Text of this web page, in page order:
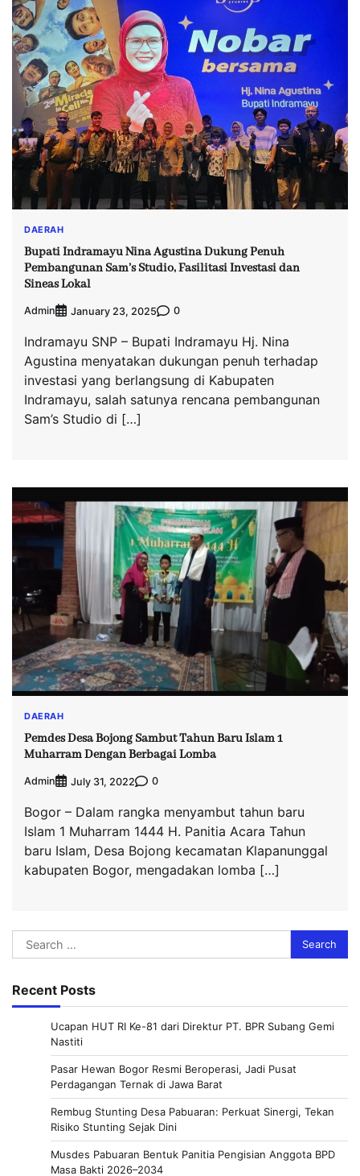
DAERAH
Bupati Indramayu Nina Agustina Dukung Penuh
Pembangunan Sam’s Studio, Fasilitasi Investasi dan
Sineas Lokal
Admin January 23, 2025 0
Indramayu SNP – Bupati Indramayu Hj. Nina
Agustina menyatakan dukungan penuh terhadap
investasi yang berlangsung di Kabupaten
Indramayu, salah satunya rencana pembangunan
Sam’s Studio di […]
DAERAH
Pemdes Desa Bojong Sambut Tahun Baru Islam 1
Muharram Dengan Berbagai Lomba
Admin July 31, 2022 0
Bogor – Dalam rangka menyambut tahun baru
Islam 1 Muharram 1444 H. Panitia Acara Tahun
baru Islam, Desa Bojong kecamatan Klapanunggal
kabupaten Bogor, mengadakan lomba […]
Search
for:
Recent Posts
Ucapan HUT RI Ke-81 dari Direktur PT. BPR Subang Gemi
Nastiti
Pasar Hewan Bogor Resmi Beroperasi, Jadi Pusat
Perdagangan Ternak di Jawa Barat
Rembug Stunting Desa Pabuaran: Perkuat Sinergi, Tekan
Risiko Stunting Sejak Dini
Musdes Pabuaran Bentuk Panitia Pengisian Anggota BPD
Masa Bakti 2026–2034